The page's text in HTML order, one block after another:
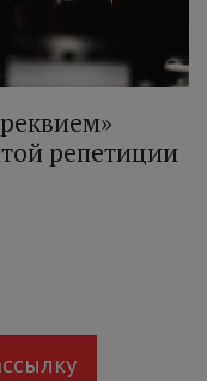
репетиции